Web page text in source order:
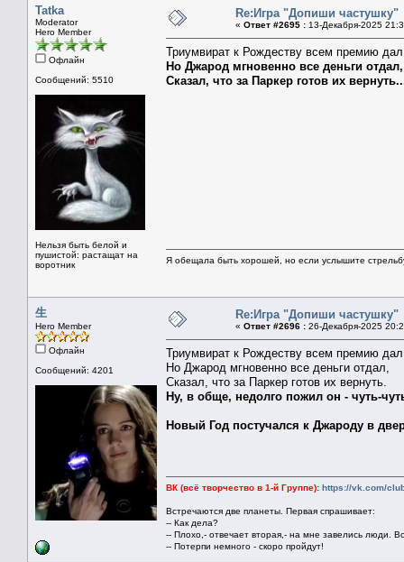
Tatka
Moderator
Hero Member
Офлайн
Сообщений: 5510
Нельзя быть белой и
пушистой: растащат на
воротник
Re:Игра "Допиши частушку"
« Ответ #2695 : 13-Декабря-2025
Триумвират к Рождеству всем премию
Но Джарод мгновенно все деньги отдал,
Сказал, что за Паркер готов их
Я обещала быть хорошей, но если услышите
生
Hero Member
Офлайн
Сообщений: 4201
Re:Игра "Допиши частушку"
« Ответ #2696 : 26-Декабря-2025
Триумвират к Рождеству всем премию
Но Джарод мгновенно все деньги отдал,
Сказал, что за Паркер готов их вернуть.
Ну, в обще, недолго пожил он - чуть-
Новый Год постучался к Джароду в
ВК (всё творчество в 1-й Группе): https://vk.com/
Встречаются две планеты. Первая спрашивает:
-- Как дела?
-- Плохо,- отвечает вторая,- на мне завелись люди.
-- Потерпи немного - скоро пройдут!